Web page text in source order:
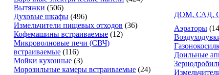
Вытяжки (506)
Духовые шкафы (496)
Измельчители пищевых отходов (36)
Кофемашины встраиваемые (12)
Микроволновые печи (СВЧ)
встраиваемые (116)
Мойки кухонные (3)
Морозильные камеры встраиваемые (24)
ДОМ, САД,
Аэраторы
Доильные